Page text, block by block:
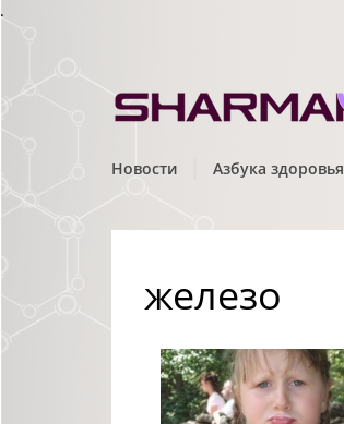
.
Новости Азбука здоровья
железо